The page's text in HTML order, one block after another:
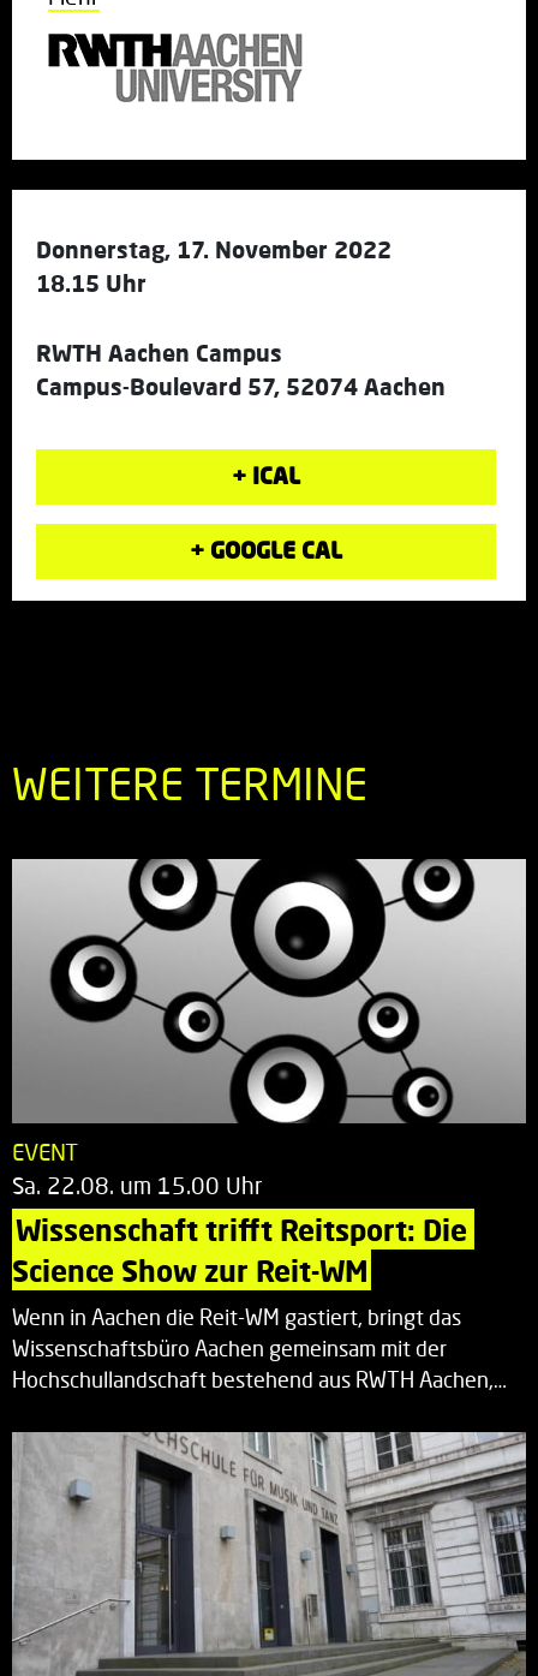
Donnerstag, 17. November 2022
18.15 Uhr
RWTH Aachen Campus
Campus-Boulevard 57, 52074 Aachen
+ ICAL
+ GOOGLE CAL
WEITERE TERMINE
EVENT
Sa. 22.08. um 15.00 Uhr
Wissenschaft trifft Reitsport: Die
Science Show zur Reit-WM
Wenn in Aachen die Reit-WM gastiert, bringt das
Wissenschaftsbüro Aachen gemeinsam mit der
Hochschullandschaft bestehend aus RWTH Aachen,…